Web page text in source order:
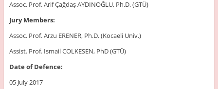
Assoc. Prof. Arif Çağdaş AYDINOĞLU, Ph.D. (GTÜ)
Jury Members:
Assoc. Prof. Arzu ERENER, Ph.D. (Kocaeli Univ.)
Assist. Prof. Ismail COLKESEN, PhD (GTÜ)
Date of Defence:
05 July 2017